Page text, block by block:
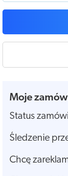
Moje
Status
Śledzenie
Chcę